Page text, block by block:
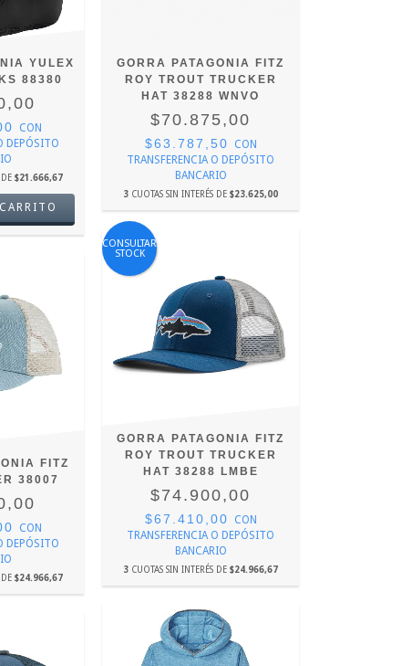
YULEX
88380
CON
DEPÓSITO
DE$21.666,67
GORRA PATAGONIA FITZ
ROY TROUT TRUCKER
HAT 38288 WNVO
$70.875,00
$63.787,50
CON
TRANSFERENCIA O DEPÓSITO
BANCARIO
3 CUOTAS SIN INTERÉS DE$23.625,00
FITZ
38007
CON
DEPÓSITO
DE$24.966,67
CONSULTAR
STOCK
GORRA PATAGONIA FITZ
ROY TROUT TRUCKER
HAT 38288 LMBE
$74.900,00
$67.410,00
CON
TRANSFERENCIA O DEPÓSITO
BANCARIO
3 CUOTAS SIN INTERÉS DE$24.966,67